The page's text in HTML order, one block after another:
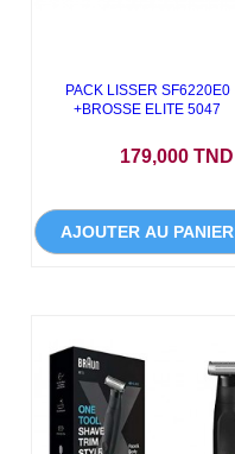
PACK LISSER SF6220E0
+BROSSE ELITE 5047
179,000 TND
AJOUTER AU PANIER